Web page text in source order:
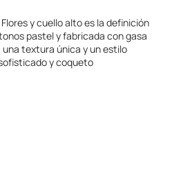
y cuello alto es la definición
pastel y fabricada con gasa
textura única y un estilo
y coqueto